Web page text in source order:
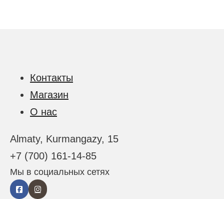
Контакты
Магазин
О нас
Almaty, Kurmangazy, 15
+7 (700) 161-14-85
Мы в социальных сетях